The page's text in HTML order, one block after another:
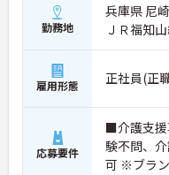
勤務地
兵庫県 尼
ＪＲ福知
雇用形態 正社員(正
応募要件
■介護支
験不問、
可 ※ブラ